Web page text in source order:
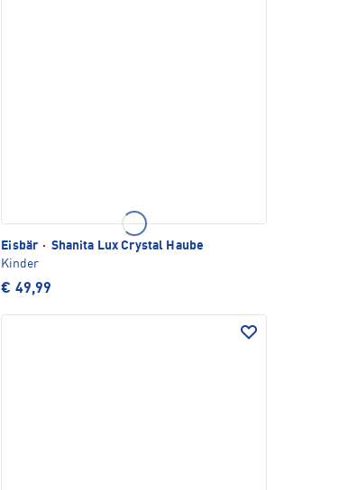
Eisbär · Shanita Lux Crystal Haube
Kinder
€ 49,99